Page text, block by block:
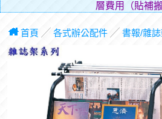
層費用（貼補
首頁 ╱ 各式辦公配件╱ 書報/雜誌